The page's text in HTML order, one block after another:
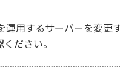
用するサーバーを変更
ださい。